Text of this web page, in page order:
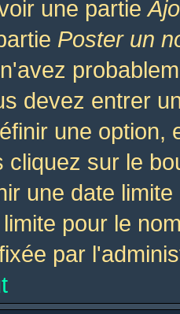
une partie
Poster un
devez entrer
une option,
cliquez sur le
une date
pour le
par